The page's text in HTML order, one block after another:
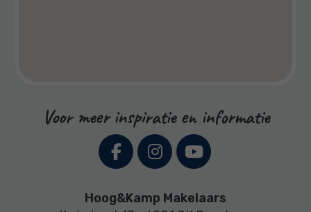
Voor meer inspiratie en informatie
Hoog&Kamp Makelaars